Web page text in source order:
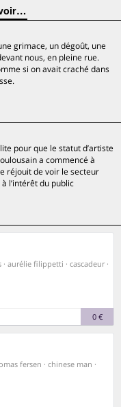
grimace, un dégoût, une
nous, en pleine rue.
si on avait craché dans
pour que le statut d’artiste
a commencé à
réjouit de voir le secteur
l’intérêt du public
· aurélie filippetti · cascadeur ·
0 €
fersen · chinese man ·